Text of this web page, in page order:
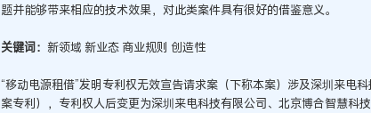
题并能够带来相应的技术效果，对此类案件具有很好的借鉴意义。
关键词： 新领域 新业态 商业规则 创造性
“移动电源租借”发明专利权无效宣告请求案（下称本案）涉及深圳来电
案专利），专利权人后变更为深圳来电科技有限公司、北京博合智慧科